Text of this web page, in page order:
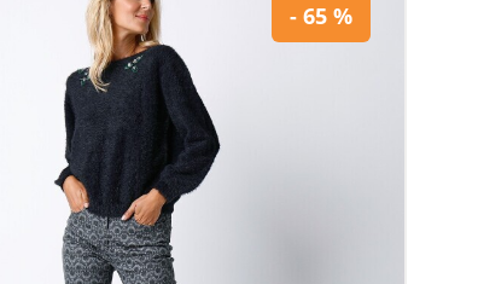
- 65 %